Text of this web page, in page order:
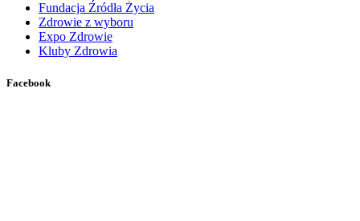
Fundacja Źródła Życia
Zdrowie z wyboru
Expo Zdrowie
Kluby Zdrowia
Facebook